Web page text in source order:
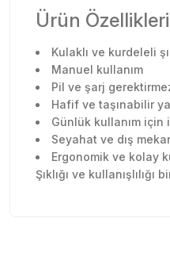
Ürün Özellikleri
Kulaklı ve kurdeleli
Manuel kullanım
Pil ve şarj
Hafif ve taşınabilir
Günlük kullanım için
Seyahat ve dış
Ergonomik ve kolay
Şıklığı ve